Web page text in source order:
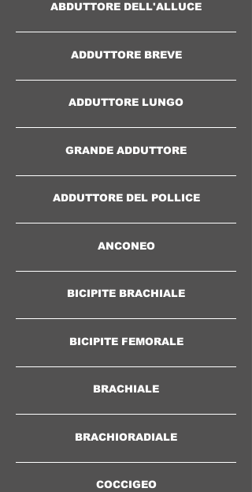
ABDUTTORE DELL'ALLUCE
ADDUTTORE BREVE
ADDUTTORE LUNGO
GRANDE ADDUTTORE
ADDUTTORE DEL POLLICE
ANCONEO
BICIPITE BRACHIALE
BICIPITE FEMORALE
BRACHIALE
BRACHIORADIALE
COCCIGEO